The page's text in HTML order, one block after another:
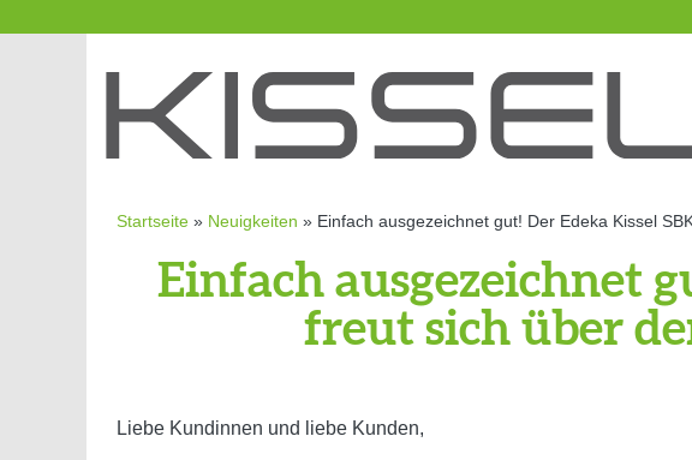
Startseite » Neuigkeiten » Einfach ausgezeichnet gut! Der Edeka Kissel
Einfach ausgezeichnet
freut sich über
Liebe Kundinnen und liebe Kunden,